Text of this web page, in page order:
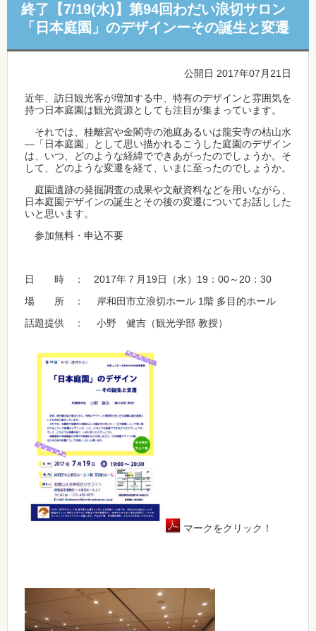
終了【7/19(水)】第94回わだい浪切サロン
「日本庭園」のデザインーその誕生と変遷
公開日 2017年07月21日
近年、訪日観光客が増加する中、特有のデザインと雰囲気を
持つ日本庭園は観光資源としても注目が集まっています。
それでは、桂離宮や金閣寺の池庭あるいは龍安寺の枯山水
―「日本庭園」として思い描かれるこうした庭園のデザイン
は、いつ、どのような経緯でできあがったのでしょうか。そ
して、どのような変遷を経て、いまに至ったのでしょうか。
庭園遺跡の発掘調査の成果や文献資料などを用いながら、
日本庭園デザインの誕生とその後の変遷についてお話しした
いと思います。
参加無料・申込不要
日 時 ： 2017年７月19日（水）19：00～20：30
場 所 ： 岸和田市立浪切ホール 1階 多目的ホール
話題提供 ： 小野 健吉（観光学部 教授）
マークをクリック！